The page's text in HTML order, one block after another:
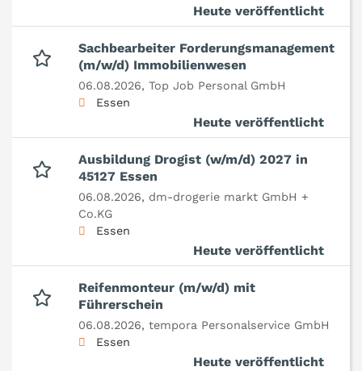
Heute veröffentlicht
Sachbearbeiter Forderungsmanagement
(m/w/d) Immobilienwesen
06.08.2026, Top Job Personal GmbH
Essen
Heute veröffentlicht
Ausbildung Drogist (w/m/d) 2027 in
45127 Essen
06.08.2026, dm-drogerie markt GmbH +
Co.KG
Essen
Heute veröffentlicht
Reifenmonteur (m/w/d) mit
Führerschein
06.08.2026, tempora Personalservice GmbH
Essen
Heute veröffentlicht